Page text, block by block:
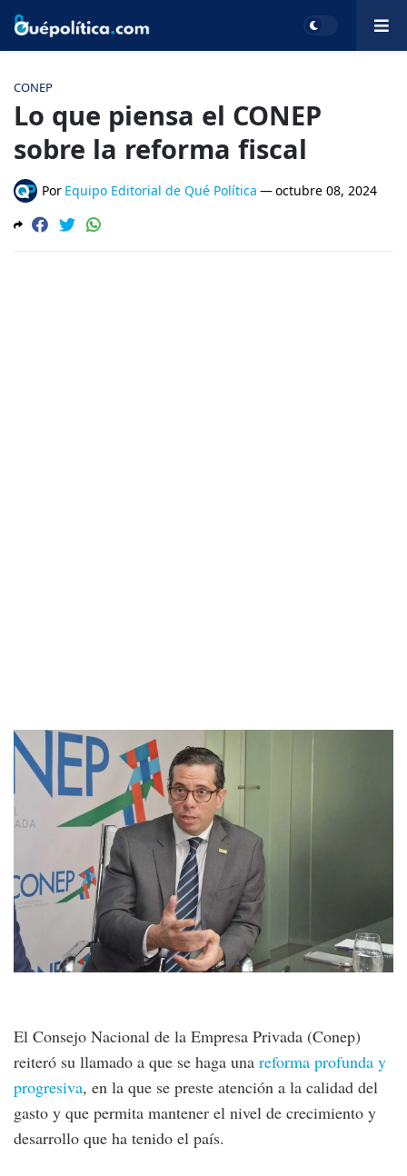
CONEP
Lo que piensa el CONEP
sobre la reforma fiscal
Por Equipo Editorial de Qué Política —octubre 08, 2024
El Consejo Nacional de la Empresa Privada (Conep)
reiteró su llamado a que se haga una reforma profunda y
progresiva, en la que se preste atención a la calidad del
gasto y que permita mantener el nivel de crecimiento y
desarrollo que ha tenido el país.